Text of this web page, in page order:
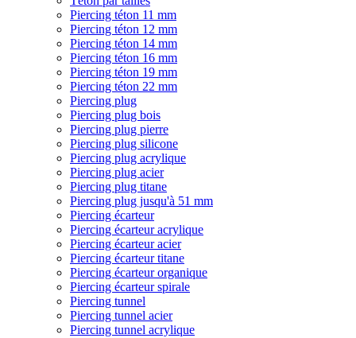
Piercing téton 11 mm
Piercing téton 12 mm
Piercing téton 14 mm
Piercing téton 16 mm
Piercing téton 19 mm
Piercing téton 22 mm
Piercing plug
Piercing plug bois
Piercing plug pierre
Piercing plug silicone
Piercing plug acrylique
Piercing plug acier
Piercing plug titane
Piercing plug jusqu'à 51 mm
Piercing écarteur
Piercing écarteur acrylique
Piercing écarteur acier
Piercing écarteur titane
Piercing écarteur organique
Piercing écarteur spirale
Piercing tunnel
Piercing tunnel acier
Piercing tunnel acrylique